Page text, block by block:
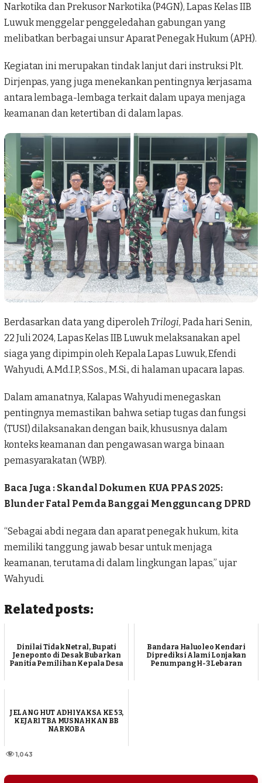
Narkotika dan Prekusor Narkotika (P4GN), Lapas Kelas IIB
Luwuk menggelar penggeledahan gabungan yang
melibatkan berbagai unsur Aparat Penegak Hukum (APH).
Kegiatan ini merupakan tindak lanjut dari instruksi Plt.
Dirjenpas, yang juga menekankan pentingnya kerjasama
antara lembaga-lembaga terkait dalam upaya menjaga
keamanan dan ketertiban di dalam lapas.
Berdasarkan data yang diperolehTrilogi, Pada hari Senin,
22 Juli 2024, Lapas Kelas IIB Luwuk melaksanakan apel
siaga yang dipimpin oleh Kepala Lapas Luwuk, Efendi
Wahyudi, A.Md.I.P, S.Sos., M.Si., di halaman upacara lapas.
Dalam amanatnya, Kalapas Wahyudi menegaskan
pentingnya memastikan bahwa setiap tugas dan fungsi
(TUSI) dilaksanakan dengan baik, khususnya dalam
konteks keamanan dan pengawasan warga binaan
pemasyarakatan (WBP).
Baca Juga : Skandal Dokumen KUA PPAS 2025:
Blunder Fatal Pemda Banggai Mengguncang DPRD
“Sebagai abdi negara dan aparat penegak hukum, kita
memiliki tanggung jawab besar untuk menjaga
keamanan, terutama di dalam lingkungan lapas,” ujar
Wahyudi.
Related posts:
Dinilai Tidak Netral, Bupati
Jeneponto di Desak Bubarkan
Panitia Pemilihan Kepala Desa
Bandara Haluoleo Kendari
Diprediksi Alami Lonjakan
Penumpang H-3 Lebaran
JELANG HUT ADHIYAKSA KE 53,
KEJARI TBA MUSNAHKAN BB
NARKOBA
1,043